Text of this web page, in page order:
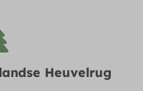
Heuvelrug